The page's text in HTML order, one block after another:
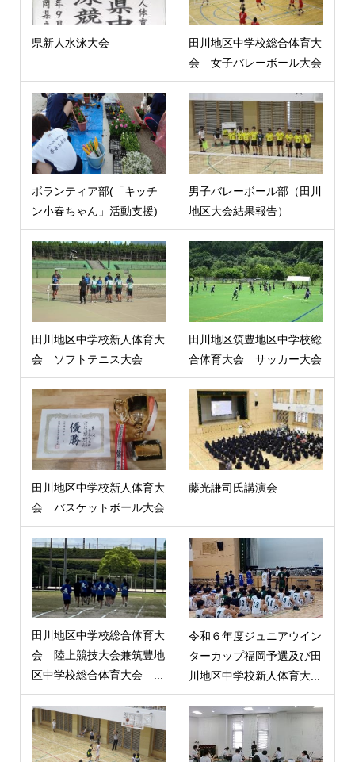
県新人水泳大会
田川地区中学校総合体育大
会 女子バレーボール大会
ボランティア部(「キッチ
ン小春ちゃん」活動支援)
男子バレーボール部（田川
地区大会結果報告）
田川地区中学校新人体育大
会 ソフトテニス大会
田川地区筑豊地区中学校総
合体育大会 サッカー大会
田川地区中学校新人体育大
会 バスケットボール大会
藤光謙司氏講演会
田川地区中学校総合体育大
会 陸上競技大会兼筑豊地
区中学校総合体育大会 ...
令和６年度ジュニアウイン
ターカップ福岡予選及び田
川地区中学校新人体育大...